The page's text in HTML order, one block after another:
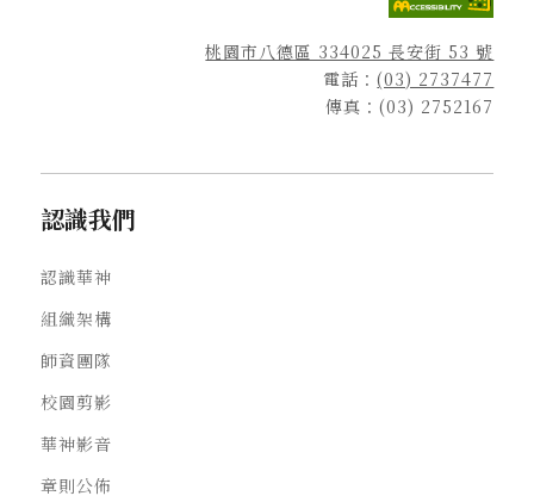
桃園市八德區 334025 長安街 53 號
電話：(03) 2737477
傳真：(03) 2752167
認識我們
認識華神
組織架構
師資團隊
校園剪影
華神影音
章則公佈